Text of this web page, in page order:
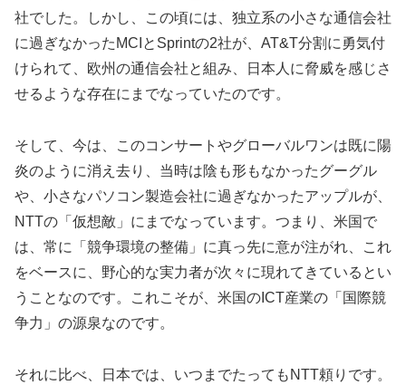
社でした。しかし、この頃には、独立系の小さな通信会社
に過ぎなかったMCIとSprintの2社が、AT&T分割に勇気付
けられて、欧州の通信会社と組み、日本人に脅威を感じさ
せるような存在にまでなっていたのです。
そして、今は、このコンサートやグローバルワンは既に陽
炎のように消え去り、当時は陰も形もなかったグーグル
や、小さなパソコン製造会社に過ぎなかったアップルが、
NTTの「仮想敵」にまでなっています。つまり、米国で
は、常に「競争環境の整備」に真っ先に意が注がれ、これ
をベースに、野心的な実力者が次々に現れてきているとい
うことなのです。これこそが、米国のICT産業の「国際競
争力」の源泉なのです。
それに比べ、日本では、いつまでたってもNTT頼りです。